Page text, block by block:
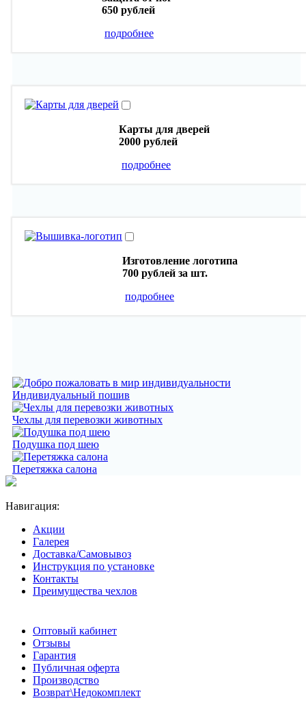
650 рублей
подробнее
Карты для дверей
2000 рублей
подробнее
Изготовление логотипа
700 рублей за шт.
подробнее
Индивидуальный пошив
Чехлы для перевозки животных
Подушка под шею
Перетяжка салона
Навигация:
Акции
Галерея
Доставка/Самовывоз
Инструкция по установке
Контакты
Преимущества чехлов
Оптовый кабинет
Отзывы
Гарантия
Публичная оферта
Производство
Возврат\Недокомплект